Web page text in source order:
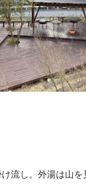
流し。外湯は山を